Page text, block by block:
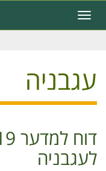
לתוכן
העיקרי
Toggle
navigation
עגבניה
לעגבניה